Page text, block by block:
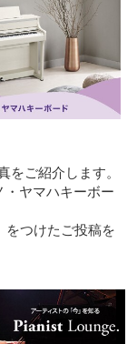
をご紹介します。
ヤマハキーボー
をつけたご投稿を